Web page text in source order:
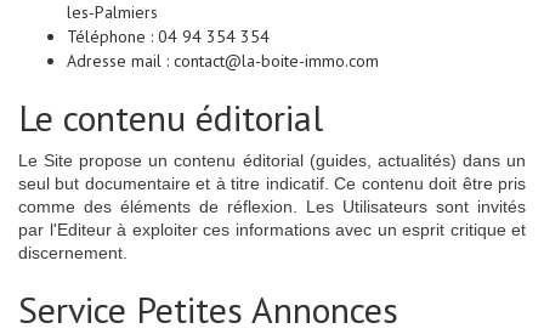
les-Palmiers
Téléphone : 04 94 354 354
Adresse mail : contact@la-boite-immo.com
Le contenu éditorial
Le Site propose un contenu éditorial (guides, actualités) dans un
seul but documentaire et à titre indicatif. Ce contenu doit être pris
comme des éléments de réflexion. Les Utilisateurs sont invités
par l'Editeur à exploiter ces informations avec un esprit critique et
discernement.
Service Petites Annonces